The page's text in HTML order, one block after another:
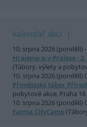
kalendář akcí
10. srpna 2026 (pondělí)
Hrajeme si v Pralese -
(Tábory, výlety a
10. srpna 2026 (pondělí)
Příměstský tábor
pobytové akce, Praha 18
10. srpna 2026 (pondělí)
Farma CityCamp